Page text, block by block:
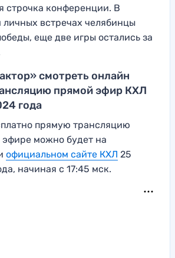
строчка конференции. В
личных встречах челябинцы
еще две игры остались за
смотреть онлайн
прямой эфир КХЛ
года
прямую трансляцию
эфире можно будет на
официальном сайте КХЛ 25
начиная с 17:45 мск.